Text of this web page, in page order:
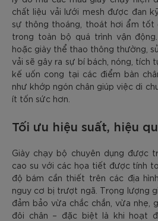
chất liệu vải lưới mesh được đan
sự thông thoáng, thoát hơi ẩm tốt
trong toàn bộ quá trình vận
hoặc giày thể thao thông thường,
vải sẽ gây ra sự bí bách, nóng, tích
kế uốn cong tại các điểm bàn
như khớp ngón chân giúp việc di
ít tốn sức hơn.
Tối ưu hiệu suất, hiệu
Giày chạy bộ chuyên dụng được
cao su với các họa tiết được tính
độ bám cần thiết trên các địa
nguy cơ bị trượt ngã. Trọng lượng
đảm bảo vừa chắc chắn, vừa nhẹ,
đôi chân – đặc biệt là khi hoạt